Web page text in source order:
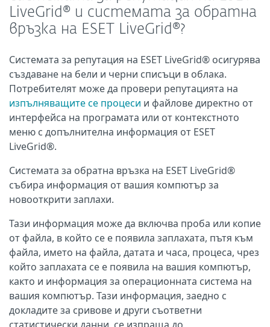
LiveGrid® и системата за обратна
връзка на ESET LiveGrid®?
Системата за репутация на ESET LiveGrid® осигурява
създаване на бели и черни списъци в облака.
Потребителят може да провери репутацията на
изпълняващите се процеси и файлове директно от
интерфейса на програмата или от контекстното
меню с допълнителна информация от ESET
LiveGrid®.
Системата за обратна връзка на ESET LiveGrid®
събира информация от вашия компютър за
новооткрити заплахи.
Тази информация може да включва проба или копие
от файла, в който се е появила заплахата, пътя към
файла, името на файла, датата и часа, процеса, чрез
който заплахата се е появила на вашия компютър,
както и информация за операционната система на
вашия компютър. Тази информация, заедно с
докладите за сривове и други съответни